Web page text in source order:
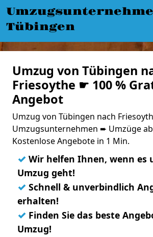
Tübingen
Umzug von Tübingen
Friesoythe ☛ 100 %
Angebot
Umzug von Tübingen nach
Umzugsunternehmen ➨ Umzüge ab
Kostenlose Angebote in 1 Min.
✓ Wir helfen Ihnen, wenn es
Umzug geht!
✓ Schnell & unverbindlich
erhalten!
✓ Finden Sie das beste
Umzug!